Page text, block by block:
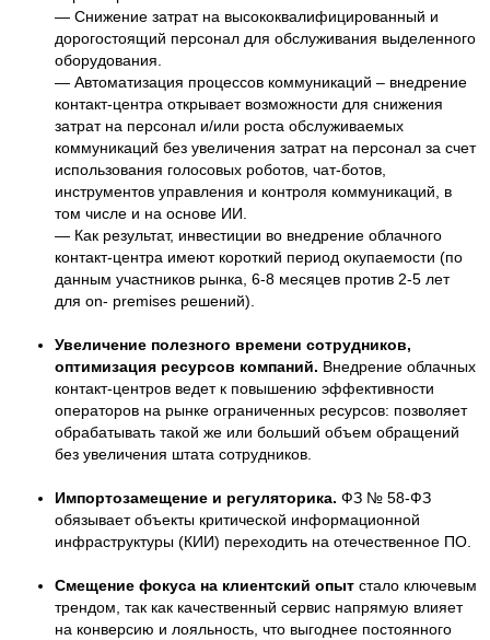
— Снижение затрат на высококвалифицированный и
дорогостоящий персонал для обслуживания выделенного
оборудования.
— Автоматизация процессов коммуникаций – внедрение
контакт-центра открывает возможности для снижения
затрат на персонал и/или роста обслуживаемых
коммуникаций без увеличения затрат на персонал за счет
использования голосовых роботов, чат-ботов,
инструментов управления и контроля коммуникаций, в
том числе и на основе ИИ.
— Как результат, инвестиции во внедрение облачного
контакт-центра имеют короткий период окупаемости (по
данным участников рынка, 6-8 месяцев против 2-5 лет
для on- premises решений).
Увеличение полезного времени сотрудников,
оптимизация ресурсов компаний. Внедрение облачных
контакт-центров ведет к повышению эффективности
операторов на рынке ограниченных ресурсов: позволяет
обрабатывать такой же или больший объем обращений
без увеличения штата сотрудников.
Импортозамещение и регуляторика. ФЗ № 58-ФЗ
обязывает объекты критической информационной
инфраструктуры (КИИ) переходить на отечественное ПО.
Смещение фокуса на клиентский опыт стало ключевым
трендом, так как качественный сервис напрямую влияет
на конверсию и лояльность, что выгоднее постоянного